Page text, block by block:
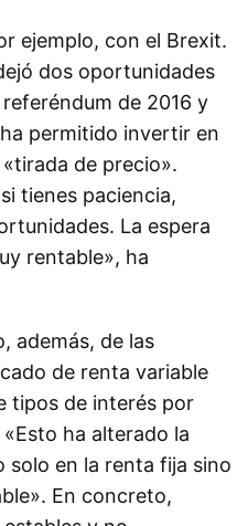
ejemplo, con el Brexit.
dos oportunidades
de 2016 y
permitido invertir en
de precio».
tienes paciencia,
La espera
rentable», ha
además, de las
de renta variable
tipos de interés por
ha alterado la
solo en la renta fija sino
En concreto,